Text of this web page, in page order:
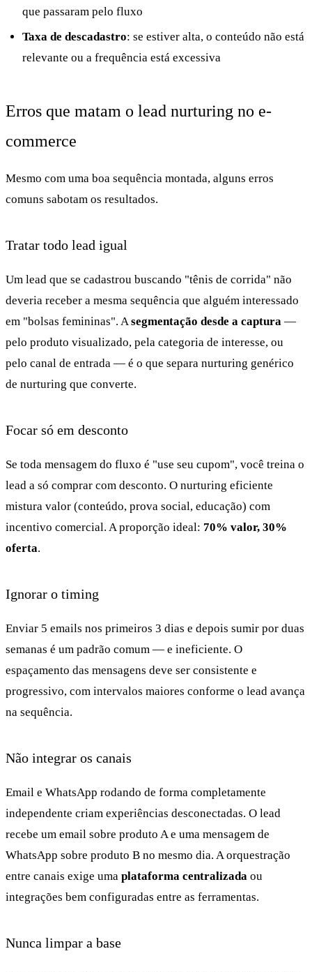
que passaram pelo fluxo
Taxa de descadastro: se estiver alta, o conteúdo não está
relevante ou a frequência está excessiva
Erros que matam o lead nurturing no e-
commerce
Mesmo com uma boa sequência montada, alguns erros
comuns sabotam os resultados.
Tratar todo lead igual
Um lead que se cadastrou buscando "tênis de corrida" não
deveria receber a mesma sequência que alguém interessado
em "bolsas femininas". Asegmentação desde a captura —
pelo produto visualizado, pela categoria de interesse, ou
pelo canal de entrada — é o que separa nurturing genérico
de nurturing que converte.
Focar só em desconto
Se toda mensagem do fluxo é "use seu cupom", você treina o
lead a só comprar com desconto. O nurturing eficiente
mistura valor (conteúdo, prova social, educação) com
incentivo comercial. A proporção ideal: 70% valor, 30%
oferta.
Ignorar o timing
Enviar 5 emails nos primeiros 3 dias e depois sumir por duas
semanas é um padrão comum — e ineficiente. O
espaçamento das mensagens deve ser consistente e
progressivo, com intervalos maiores conforme o lead avança
na sequência.
Não integrar os canais
Email e WhatsApp rodando de forma completamente
independente criam experiências desconectadas. O lead
recebe um email sobre produto A e uma mensagem de
WhatsApp sobre produto B no mesmo dia. A orquestração
entre canais exige uma plataforma centralizada ou
integrações bem configuradas entre as ferramentas.
Nunca limpar a base